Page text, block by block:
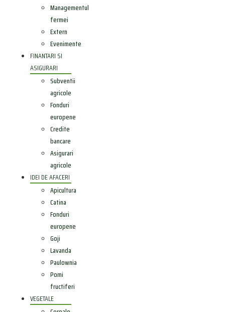
Managementul
fermei
Extern
Evenimente
FINANTARI SI
ASIGURARI
Subventii
agricole
Fonduri
europene
Credite
bancare
Asigurari
agricole
IDEI DE AFACERI
Apicultura
Catina
Fonduri
europene
Goji
Lavanda
Paulownia
Pomi
fructiferi
VEGETALE